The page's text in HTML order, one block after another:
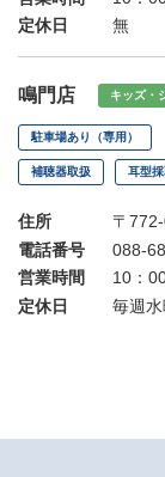
定休日
無
鳴門店 キッズ・
駐車場あり（専用）
補聴器取扱 耳型
住所
〒
電話番号
088-
営業時間
10：
定休日
毎週